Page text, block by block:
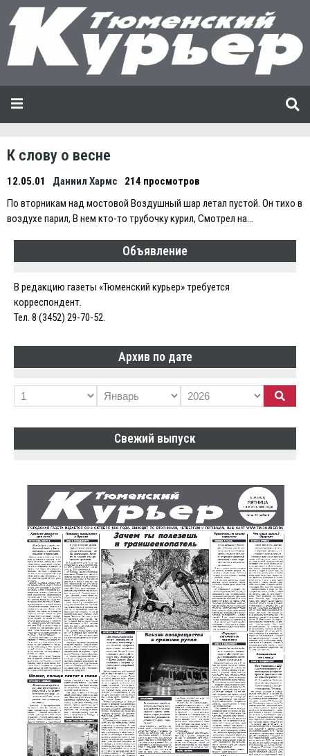
К слову о весне
12.05.01 Даниил Хармс
214 просмотров
По вторникам над мостовой Воздушный шар летал пустой. Он тихо в
воздухе парил, В нем кто-то трубочку курил, Смотрел на…
Объявление
В редакцию газеты «Тюменский курьер» требуется
корреспондент.
Тел. 8 (3452) 29-70-52.
Архив по дате
Свежий выпуск